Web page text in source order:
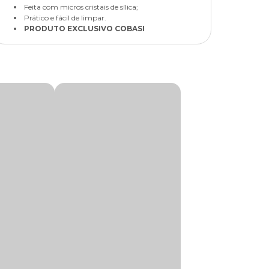
Feita com micros cristais de sílica;
Prático e fácil de limpar.
PRODUTO EXCLUSIVO COBASI